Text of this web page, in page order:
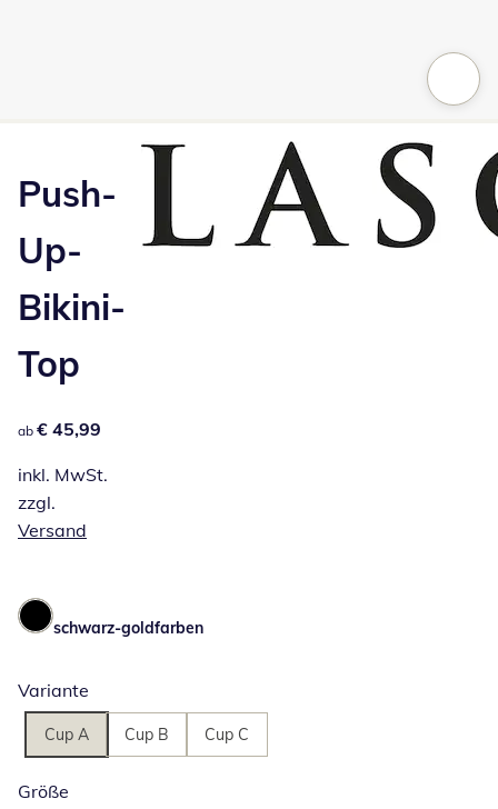
Push-
Up-
Bikini-
Top
€ 45,99
ab € 45,99
inkl. MwSt.
zzgl.
Versand
schwarz-goldfarben
Variante
Cup A Cup B Cup C
Größe